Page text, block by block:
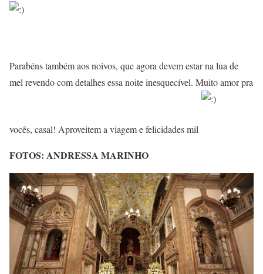
Parabéns também aos noivos, que agora devem estar na lua de
mel revendo com detalhes essa noite inesquecível. Muito amor pra
vocês, casal! Aproveitem a viagem e felicidades mil
FOTOS: ANDRESSA MARINHO